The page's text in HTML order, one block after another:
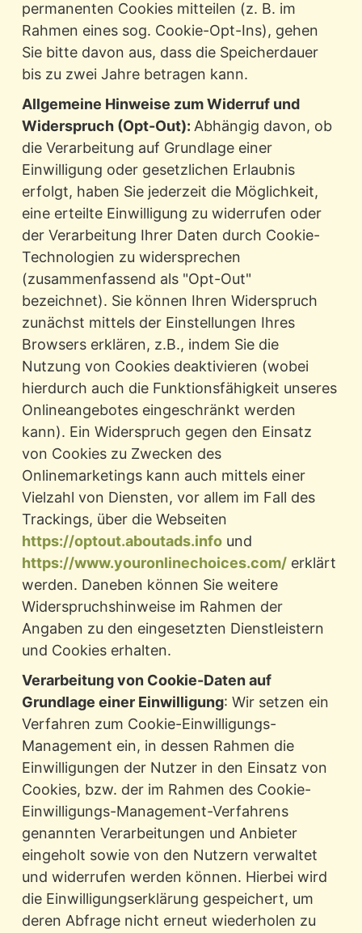
permanenten Cookies mitteilen (z. B. im
Rahmen eines sog. Cookie-Opt-Ins), gehen
Sie bitte davon aus, dass die Speicherdauer
bis zu zwei Jahre betragen kann.
Allgemeine Hinweise zum Widerruf und
Widerspruch (Opt-Out): Abhängig davon, ob
die Verarbeitung auf Grundlage einer
Einwilligung oder gesetzlichen Erlaubnis
erfolgt, haben Sie jederzeit die Möglichkeit,
eine erteilte Einwilligung zu widerrufen oder
der Verarbeitung Ihrer Daten durch Cookie-
Technologien zu widersprechen
(zusammenfassend als "Opt-Out"
bezeichnet). Sie können Ihren Widerspruch
zunächst mittels der Einstellungen Ihres
Browsers erklären, z.B., indem Sie die
Nutzung von Cookies deaktivieren (wobei
hierdurch auch die Funktionsfähigkeit unseres
Onlineangebotes eingeschränkt werden
kann). Ein Widerspruch gegen den Einsatz
von Cookies zu Zwecken des
Onlinemarketings kann auch mittels einer
Vielzahl von Diensten, vor allem im Fall des
Trackings, über die Webseiten
https://optout.aboutads.infound
https://www.youronlinechoices.com/erklärt
werden. Daneben können Sie weitere
Widerspruchshinweise im Rahmen der
Angaben zu den eingesetzten Dienstleistern
und Cookies erhalten.
Verarbeitung von Cookie-Daten auf
Grundlage einer Einwilligung: Wir setzen ein
Verfahren zum Cookie-Einwilligungs-
Management ein, in dessen Rahmen die
Einwilligungen der Nutzer in den Einsatz von
Cookies, bzw. der im Rahmen des Cookie-
Einwilligungs-Management-Verfahrens
genannten Verarbeitungen und Anbieter
eingeholt sowie von den Nutzern verwaltet
und widerrufen werden können. Hierbei wird
die Einwilligungserklärung gespeichert, um
deren Abfrage nicht erneut wiederholen zu